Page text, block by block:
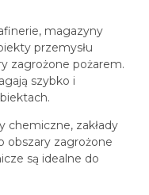
magazyny
przemysłu
zagrożone pożarem.
szybko i
chemiczne, zakłady
obszary zagrożone
są idealne do